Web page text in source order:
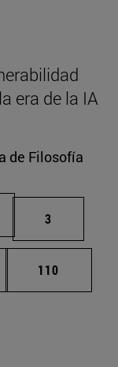
era de la IA
de Filosofía
Página
3
intermedias
Página
110